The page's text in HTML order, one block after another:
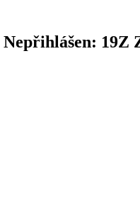
Nepřihlášen: 19Z